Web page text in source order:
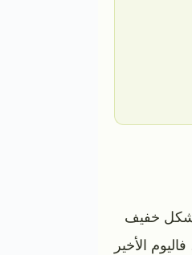
بشكل خفيف
الأخير